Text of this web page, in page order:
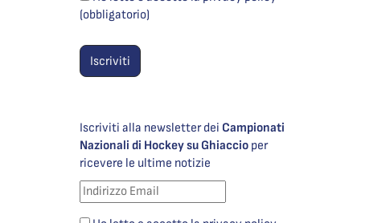
(obbligatorio)
Iscriviti alla newsletter dei Campionati
Nazionali di Hockey su Ghiaccio per
ricevere le ultime notizie